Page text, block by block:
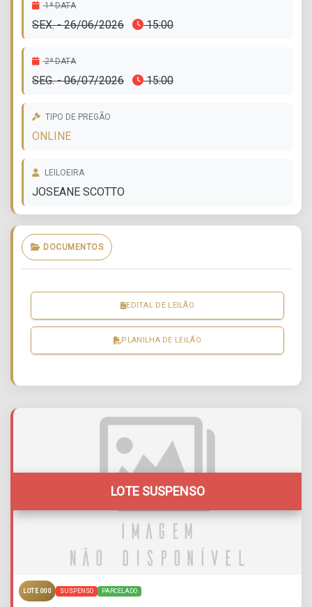
1ª DATA
SEX. - 26/06/2026 15:00
2ª DATA
SEG. - 06/07/2026 15:00
TIPO DE PREGÃO
ONLINE
LEILOEIRA
JOSEANE SCOTTO
DOCUMENTOS
EDITAL DE LEILÃO
PLANILHA DE LEILÃO
LOTE SUSPENSO
LOTE 000 SUSPENSO PARCELADO